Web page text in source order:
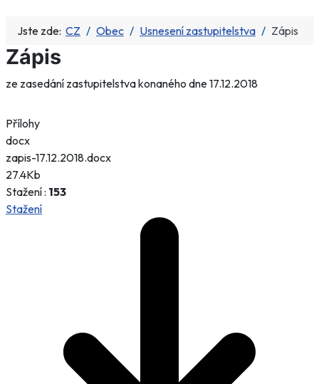
Jste zde: CZ Obec Usnesení zastupitelstva Zápis
Zápis
ze zasedání zastupitelstva konaného dne 17.12.2018
Přílohy
docx
zapis-17.12.2018.docx
27.4Kb
Stažení : 153
Stažení